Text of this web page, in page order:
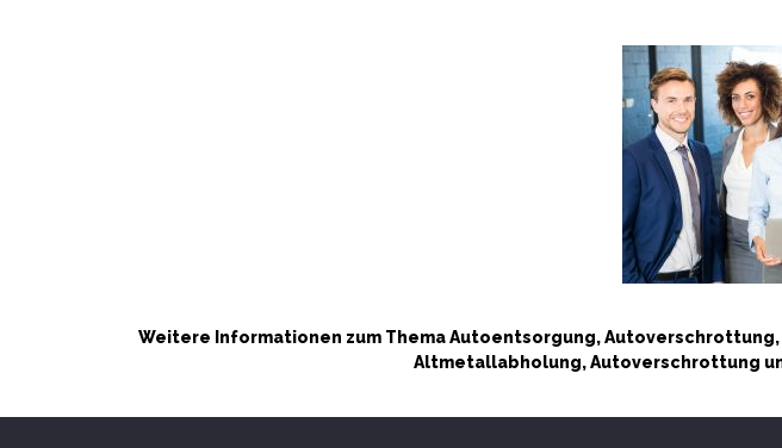
Weitere Informationen zum Thema Autoentsorgung,
Altmetallabholung, Autoverschrottung